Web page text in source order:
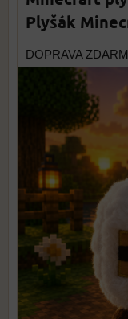
Plyšák
DOPRAVA